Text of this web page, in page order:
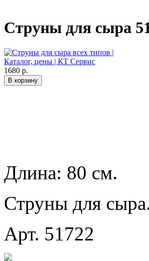
Струны для сыра
1680 р.
Длина: 80 см.
Струны для
Арт. 51722